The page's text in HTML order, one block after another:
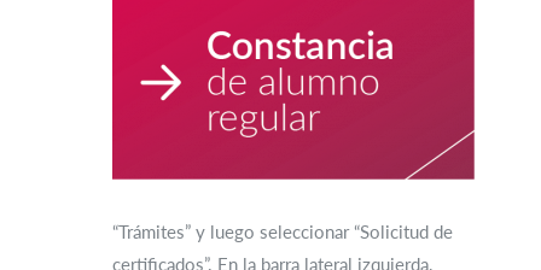
“Trámites” y luego seleccionar “Solicitud de
certificados”. En la barra lateral izquierda,